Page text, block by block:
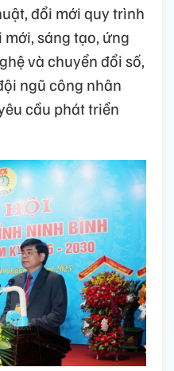
đổi mới quy trình
sáng tạo, ứng
và chuyển đổi số,
ngũ công nhân
cầu phát triển